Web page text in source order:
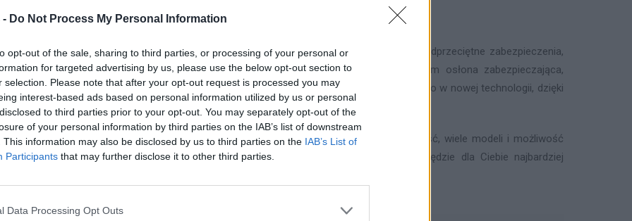
- Do Not Process My Personal Information
opt-out of the sale, sharing to third parties, or processing of your personal or
for targeted advertising by us, please use the below opt-out section to
selection. Please note that after your opt-out request is processed you may
interest-based ads based on personal information utilized by us or personal
to third parties prior to your opt-out. You may separately opt-out of the
of your personal information by third parties on the IAB’s list of downstream
This information may also be disclosed by us to third parties on the IAB’s List of
Participants that may further disclose it to other third parties.
Data Processing Opt Outs
jakiego potrzebujesz!
wspomnieć o tym, żenowoczesne serwery Lenovoz serii Tower to także ponadprzeciętne zabezpieczenia,
będziesz spokojny o swoje dane. Zabezpieczenia fizyczne i programowe, w tym osłona zabezpieczająca,
antywłamaniowy czy gniazdo blokady Kensington gwarantują spokój. Serwery wykonano w nowej technologii, dzięki
one energooszczędne.
jakieserwery Lenovosą do Twojej dyspozycji – seria Tower to ogromna różnorodność, wiele modeli i możliwość
konkretnego urządzenia do swoich indywidualnych potrzeb. Postaw na to, co będzie dla Ciebie najbardziej